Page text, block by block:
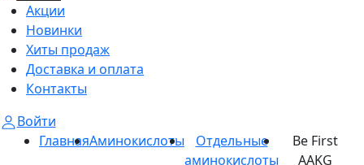
Акции
Новинки
Хиты продаж
Доставка и оплата
Контакты
Войти
ГлавнаяАминокислоты
Отдельные
аминокислоты
Be First
AAKG